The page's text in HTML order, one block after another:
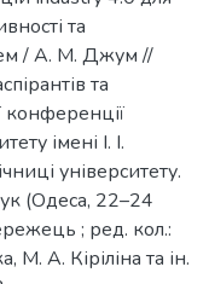
та
/ А. М. Джум //
та
конференції
імені І. І.
університету.
(Одеса, 22–24
; ред. кол.:
А. Кіріліна та ін.